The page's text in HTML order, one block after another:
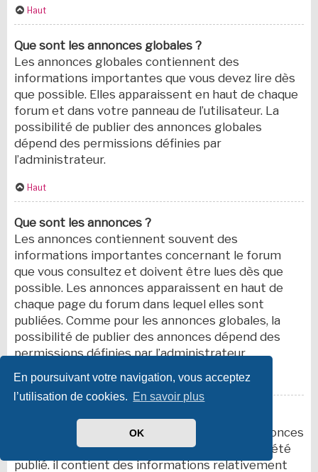
En poursuivant votre navigation, vous acceptez
l’utilisation de cookies. En savoir plus
OK
Haut
Que sont les annonces globales ?
Les annonces globales contiennent des
informations importantes que vous devez lire dès
que possible. Elles apparaissent en haut de chaque
forum et dans votre panneau de l’utilisateur. La
possibilité de publier des annonces globales
dépend des permissions définies par
l’administrateur.
Haut
Que sont les annonces ?
Les annonces contiennent souvent des
informations importantes concernant le forum
que vous consultez et doivent être lues dès que
possible. Les annonces apparaissent en haut de
chaque page du forum dans lequel elles sont
publiées. Comme pour les annonces globales, la
possibilité de publier des annonces dépend des
permissions définies par l’administrateur.
Haut
Que sont les sujets épinglés ?
Un sujet épinglé apparaît en dessous des annonces
sur la première page du forum dans lequel il a été
publié. il contient des informations relativement